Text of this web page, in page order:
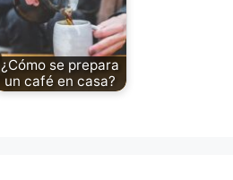
¿Cómo se prepara
un café en casa?